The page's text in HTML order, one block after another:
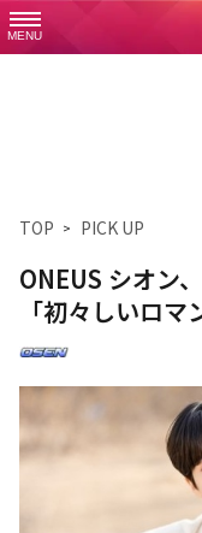
MENU
TOP PICK UP
ONEUS シオン
「初々しいロ